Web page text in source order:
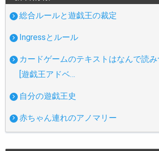
総合ルールと遊戯王の裁定
Ingressとルール
カードゲームのテキストはなんで読
[遊戯王アドベ…
自分の遊戯王史
赤ちゃん連れのアノマリー